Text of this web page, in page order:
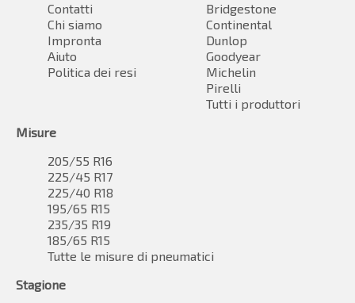
Contatti
Chi siamo
Impronta
Aiuto
Politica dei resi
Bridgestone
Continental
Dunlop
Goodyear
Michelin
Pirelli
Tutti i produttori
Misure
205/55 R16
225/45 R17
225/40 R18
195/65 R15
235/35 R19
185/65 R15
Tutte le misure di pneumatici
Stagione